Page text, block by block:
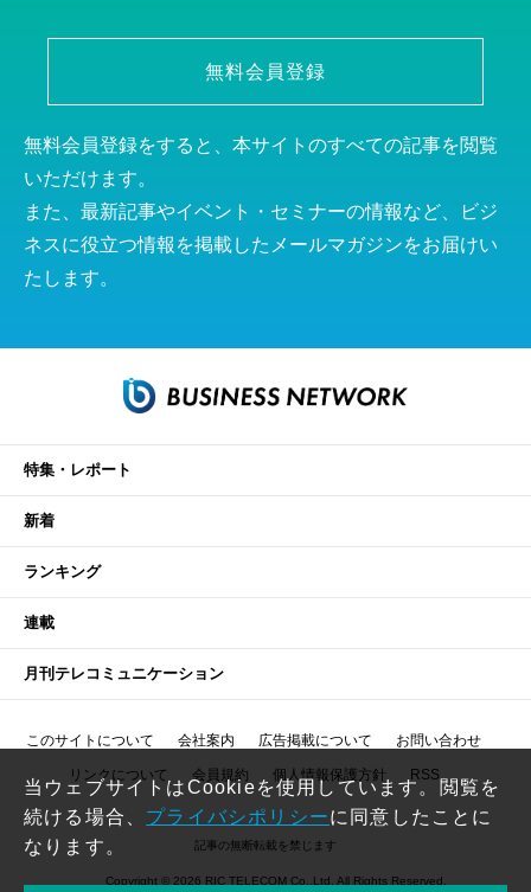
無料会員登録
無料会員登録をすると、本サイトのすべての記事を閲覧
いただけます。
また、最新記事やイベント・セミナーの情報など、ビジ
ネスに役立つ情報を掲載したメールマガジンをお届けい
たします。
特集・レポート
新着
ランキング
連載
月刊テレコミュニケーション
このサイトについて 会社案内 広告掲載について お問い合わせ
リンクについて 会員規約 個人情報保護方針 RSS
記事の無断転載を禁じます
Copyright © 2026 RIC TELECOM Co.,Ltd. All Rights Reserved.
当ウェブサイトはCookieを使用しています。閲覧を
続ける場合、 プライバシポリシーに同意したことに
なります。